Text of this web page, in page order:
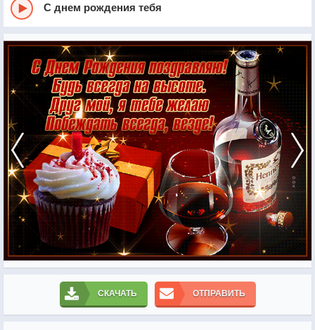
С днем рождения тебя
СКАЧАТЬ ОТПРАВИТЬ